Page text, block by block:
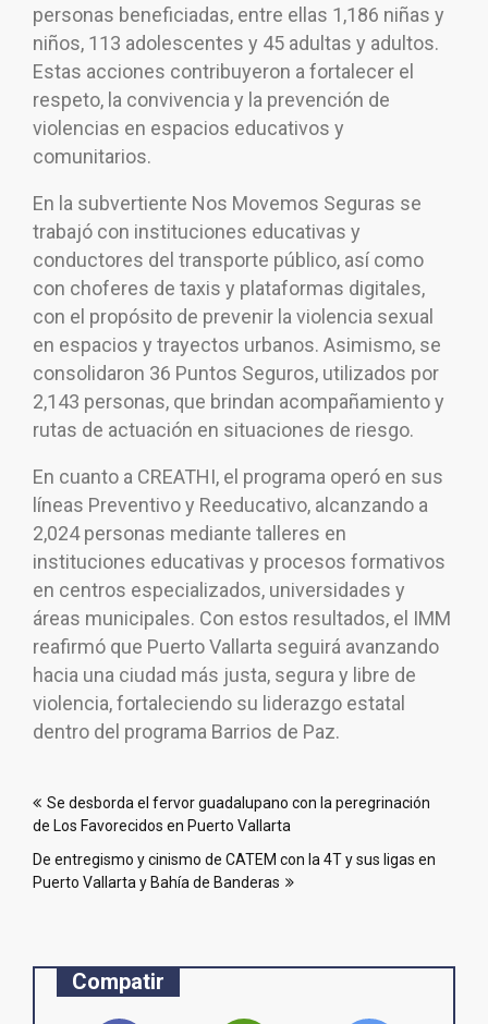
personas beneficiadas, entre ellas 1,186 niñas y
niños, 113 adolescentes y 45 adultas y adultos.
Estas acciones contribuyeron a fortalecer el
respeto, la convivencia y la prevención de
violencias en espacios educativos y
comunitarios.
En la subvertiente Nos Movemos Seguras se
trabajó con instituciones educativas y
conductores del transporte público, así como
con choferes de taxis y plataformas digitales,
con el propósito de prevenir la violencia sexual
en espacios y trayectos urbanos. Asimismo, se
consolidaron 36 Puntos Seguros, utilizados por
2,143 personas, que brindan acompañamiento y
rutas de actuación en situaciones de riesgo.
En cuanto a CREATHI, el programa operó en sus
líneas Preventivo y Reeducativo, alcanzando a
2,024 personas mediante talleres en
instituciones educativas y procesos formativos
en centros especializados, universidades y
áreas municipales. Con estos resultados, el IMM
reafirmó que Puerto Vallarta seguirá avanzando
hacia una ciudad más justa, segura y libre de
violencia, fortaleciendo su liderazgo estatal
dentro del programa Barrios de Paz.
de
entradas
Se desborda el fervor guadalupano con la peregrinación
de Los Favorecidos en Puerto Vallarta
De entregismo y cinismo de CATEM con la 4T y sus ligas en
Puerto Vallarta y Bahía de Banderas
Compatir